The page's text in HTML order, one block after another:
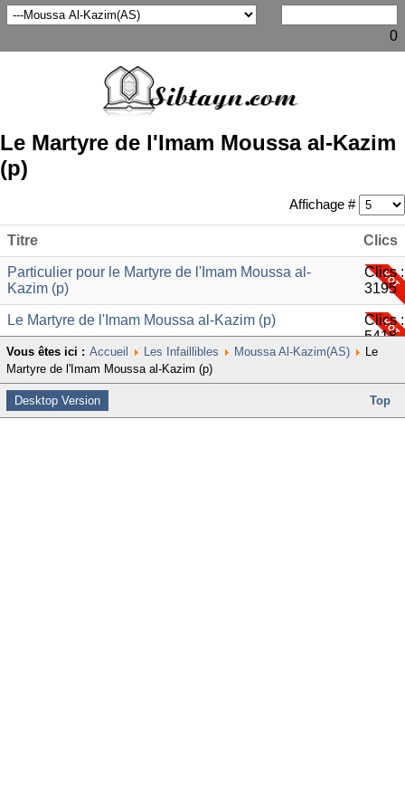
0
Le Martyre de l'Imam Moussa al-Kazim
(p)
Affichage #
Titre Clics
Particulier pour le Martyre de l'Imam Moussa al-
Kazim (p)
Clics :
3195
Le Martyre de l'Imam Moussa al-Kazim (p)
Clics :
5418
Vous êtes ici : Accueil Les Infaillibles Moussa Al-Kazim(AS)
Le
Martyre de l'Imam Moussa al-Kazim (p)
Desktop Version Top